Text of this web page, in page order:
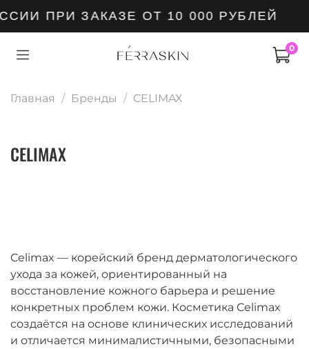
ПРИ ЗАКАЗЕ ОТ 10 000 РУБЛЕЙ
0
Главная Бренды CELIMAX
CELIMAX
Celimax — корейский бренд дерматологического
ухода за кожей, ориентированный на
восстановление кожного барьера и решение
конкретных проблем кожи. Косметика Celimax
создаётся на основе клинических исследований
и отличается минималистичными, безопасными